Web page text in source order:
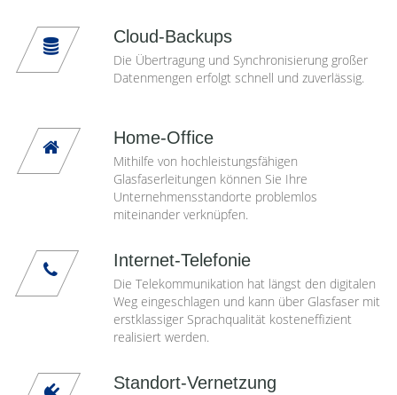
Cloud-Backups
Die Übertragung und Synchronisierung großer
Datenmengen erfolgt schnell und zuverlässig.
Home-Office
Mithilfe von hochleistungsfähigen
Glasfaserleitungen können Sie Ihre
Unternehmensstandorte problemlos
miteinander verknüpfen.
Internet-Telefonie
Die Telekommunikation hat längst den digitalen
Weg eingeschlagen und kann über Glasfaser mit
erstklassiger Sprachqualität kosteneffizient
realisiert werden.
Standort-Vernetzung